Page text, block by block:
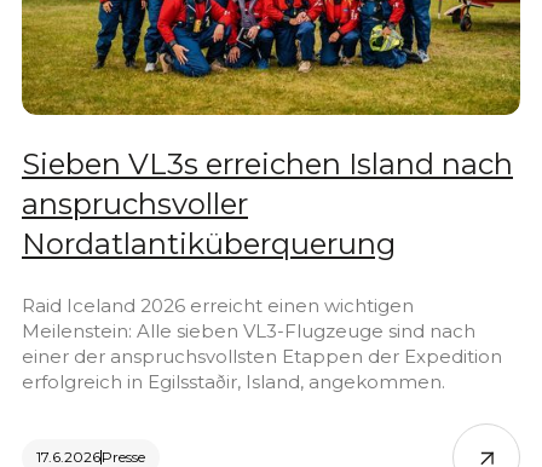
Sieben VL3s erreichen Island nach
anspruchsvoller
Nordatlantiküberquerung
Raid Iceland 2026 erreicht einen wichtigen
Meilenstein: Alle sieben VL3-Flugzeuge sind nach
einer der anspruchsvollsten Etappen der Expedition
erfolgreich in Egilsstaðir, Island, angekommen.
17.6.2026Presse